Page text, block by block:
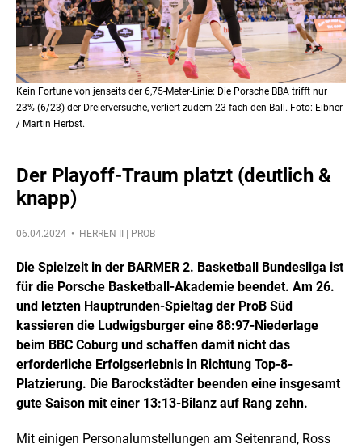
Kein Fortune von jenseits der 6,75-Meter-Linie: Die Porsche BBA trifft nur
23% (6/23) der Dreierversuche, verliert zudem 23-fach den Ball. Foto: Eibner
/ Martin Herbst.
Der Playoff-Traum platzt (deutlich &
knapp)
06.04.2024 • HERREN II | PROB
Die Spielzeit in der BARMER 2. Basketball Bundesliga ist
für die Porsche Basketball-Akademie beendet. Am 26.
und letzten Hauptrunden-Spieltag der ProB Süd
kassieren die Ludwigsburger eine 88:97-Niederlage
beim BBC Coburg und schaffen damit nicht das
erforderliche Erfolgserlebnis in Richtung Top-8-
Platzierung. Die Barockstädter beenden eine insgesamt
gute Saison mit einer 13:13-Bilanz auf Rang zehn.
Mit einigen Personalumstellungen am Seitenrand, Ross